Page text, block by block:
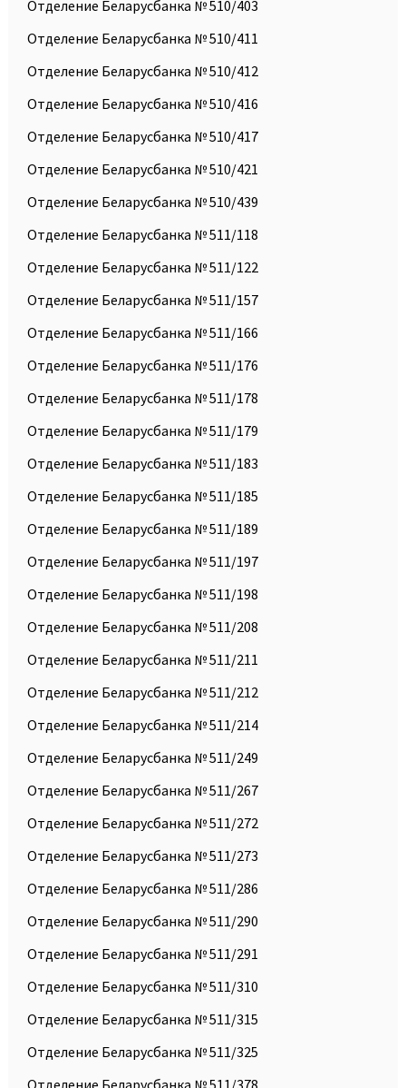
Отделение Беларусбанка № 510/403
Отделение Беларусбанка № 510/411
Отделение Беларусбанка № 510/412
Отделение Беларусбанка № 510/416
Отделение Беларусбанка № 510/417
Отделение Беларусбанка № 510/421
Отделение Беларусбанка № 510/439
Отделение Беларусбанка № 511/118
Отделение Беларусбанка № 511/122
Отделение Беларусбанка № 511/157
Отделение Беларусбанка № 511/166
Отделение Беларусбанка № 511/176
Отделение Беларусбанка № 511/178
Отделение Беларусбанка № 511/179
Отделение Беларусбанка № 511/183
Отделение Беларусбанка № 511/185
Отделение Беларусбанка № 511/189
Отделение Беларусбанка № 511/197
Отделение Беларусбанка № 511/198
Отделение Беларусбанка № 511/208
Отделение Беларусбанка № 511/211
Отделение Беларусбанка № 511/212
Отделение Беларусбанка № 511/214
Отделение Беларусбанка № 511/249
Отделение Беларусбанка № 511/267
Отделение Беларусбанка № 511/272
Отделение Беларусбанка № 511/273
Отделение Беларусбанка № 511/286
Отделение Беларусбанка № 511/290
Отделение Беларусбанка № 511/291
Отделение Беларусбанка № 511/310
Отделение Беларусбанка № 511/315
Отделение Беларусбанка № 511/325
Отделение Беларусбанка № 511/378